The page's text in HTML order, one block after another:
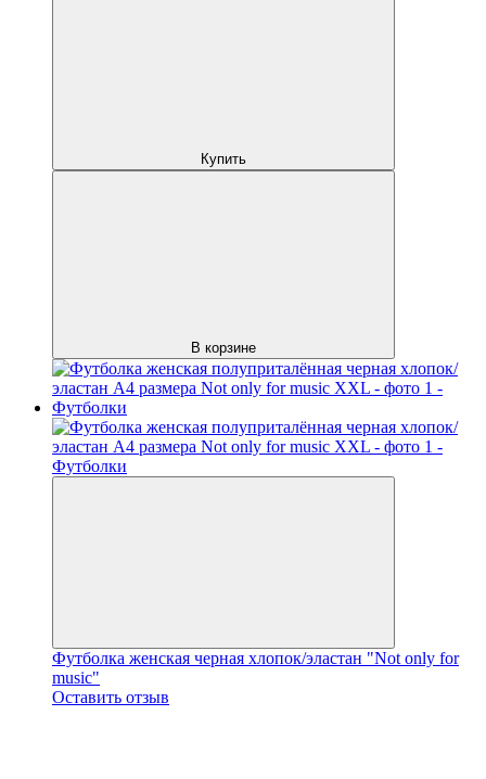
Купить
В корзине
Футболка женская черная хлопок/эластан "Not only for
music"
Оставить отзыв